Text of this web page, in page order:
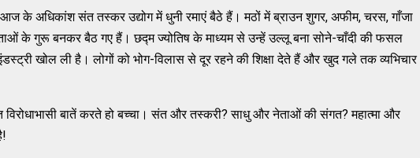
आज के अधिकांश संत तस्कर उद्योग में धुनी रमाएं बैठे हैं। मठों में ब्राउन शुगर, अफीम, चरस, गाँजा
के गुरू बनकर बैठ गए हैं। छद्म ज्योतिष के माध्यम से उन्हें उल्लू बना सोने-चाँदी की फसल
खोल ली है। लोगों को भोग-विलास से दूर रहने की शिक्षा देते हैं और खुद गले तक व्यभिचार
बातें करते हो बच्चा। संत और तस्करी? साधु और नेताओं की संगत? महात्मा और